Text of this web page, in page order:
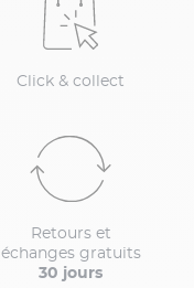
Click & collect
Retours et
échanges gratuits
30 jours